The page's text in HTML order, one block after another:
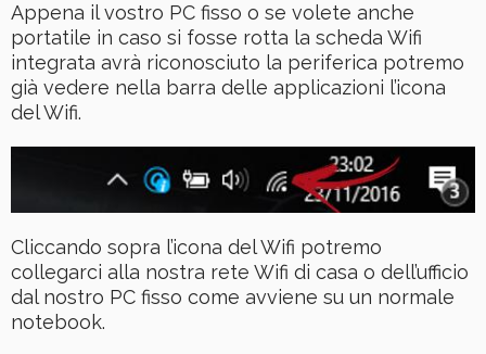
Appena il vostro PC fisso o se volete anche
portatile in caso si fosse rotta la scheda Wifi
integrata avrà riconosciuto la periferica potremo
già vedere nella barra delle applicazioni l’icona
del Wifi.
Cliccando sopra l’icona del Wifi potremo
collegarci alla nostra rete Wifi di casa o dell’ufficio
dal nostro PC fisso come avviene su un normale
notebook.